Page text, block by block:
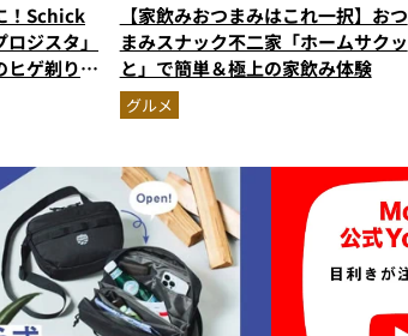
！Schick
ジスタ」
ヒゲ剃り習
【家飲みおつまみはこれ一択】おつ
まみスナック不二家「ホームサクッ
と」で簡単＆極上の家飲み体験
グルメ